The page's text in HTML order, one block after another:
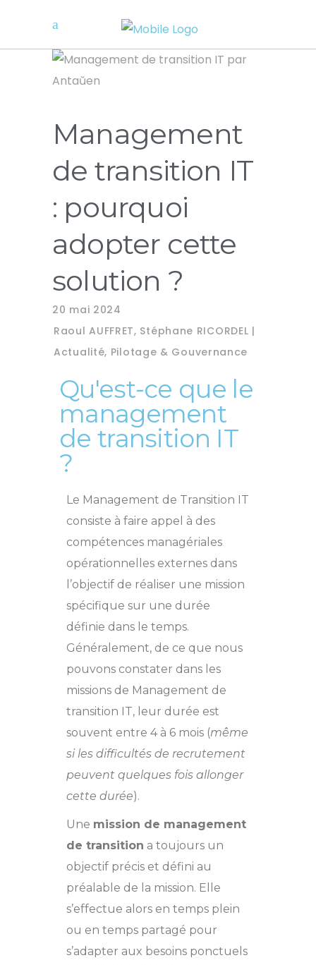
Management
de transition IT
: pourquoi
adopter cette
solution ?
20 mai 2024
Raoul AUFFRET, Stéphane RICORDEL
Actualité, Pilotage & Gouvernance
Qu'est-ce que le
management
de transition IT
?
Le Management de Transition IT
consiste à faire appel à des
compétences managériales
opérationnelles externes dans
l’objectif de réaliser une mission
spécifique sur une durée
définie dans le temps.
Généralement, de ce que nous
pouvons constater dans les
missions de Management de
transition IT, leur durée est
souvent entre 4 à 6 mois (même
si les difficultés de recrutement
peuvent quelques fois allonger
cette durée).
Une mission de management
de transition a toujours un
objectif précis et défini au
préalable de la mission. Elle
s’effectue alors en temps plein
ou en temps partagé pour
s’adapter aux besoins ponctuels